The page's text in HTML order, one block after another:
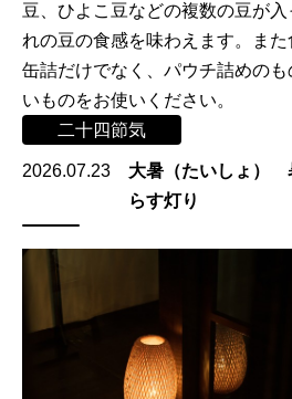
豆、ひよこ豆などの複数の豆が
れの豆の食感を味わえます。また
缶詰だけでなく、パウチ詰めの
いものをお使いください。
二十四節気
2026.07.23
大暑（たいしょ）
らす灯り